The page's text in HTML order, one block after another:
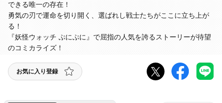
できる唯一の存在！
勇気の刃で運命を切り開く、選ばれし戦士たちがここに立ち上が
る！
『妖怪ウォッチ ぷにぷに』で屈指の人気を誇るストーリーが待望
のコミカライズ！
お気に入り登録